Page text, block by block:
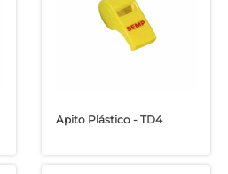
Apito Plástico - TD4